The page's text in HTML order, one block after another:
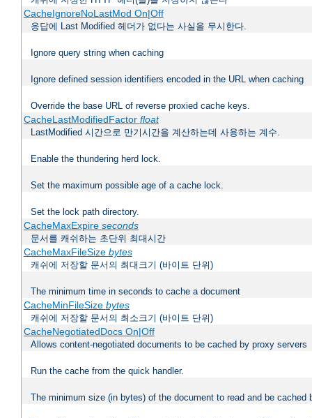
CacheIgnoreNoLastMod On|Off
응답에 Last Modified 헤더가 없다는 사실을 무시한다.
Ignore query string when caching
Ignore defined session identifiers encoded in the URL when caching
Override the base URL of reverse proxied cache keys.
CacheLastModifiedFactor float
LastModified 시간으로 만기시간을 계산하는데 사용하는 계수.
Enable the thundering herd lock.
Set the maximum possible age of a cache lock.
Set the lock path directory.
CacheMaxExpire seconds
문서를 캐쉬하는 초단위 최대시간
CacheMaxFileSize bytes
캐쉬에 저장할 문서의 최대크기 (바이트 단위)
The minimum time in seconds to cache a document
CacheMinFileSize bytes
캐쉬에 저장할 문서의 최소크기 (바이트 단위)
CacheNegotiatedDocs On|Off
Allows content-negotiated documents to be cached by proxy servers
Run the cache from the quick handler.
The minimum size (in bytes) of the document to read and be cached